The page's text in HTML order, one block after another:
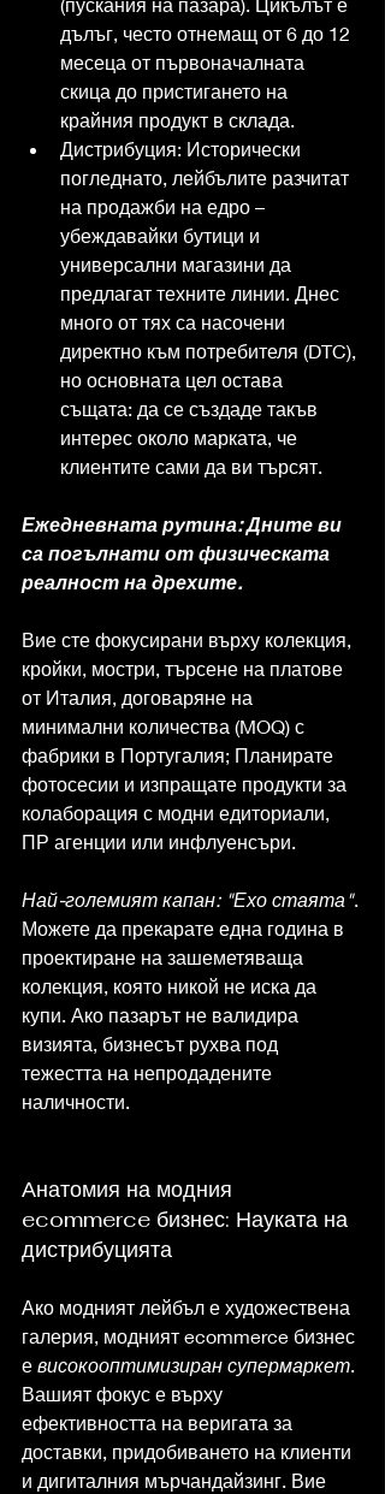
дълъг, често отнемащ от 6 до 12
месеца от първоначалната
скица до пристигането на
крайния продукт в склада.
Дистрибуция: Исторически
погледнато, лейбълите разчитат
на продажби на едро –
убеждавайки бутици и
универсални магазини да
предлагат техните линии. Днес
много от тях са насочени
директно към потребителя (DTC),
но основната цел остава
същата: да се създаде такъв
интерес около марката, че
клиентите сами да ви търсят.
Ежедневната рутина: Дните ви
са погълнати от физическата
реалност на дрехите.
Вие сте фокусирани върху колекция,
кройки, мостри, търсене на платове
от Италия, договаряне на
минимални количества (MOQ) с
фабрики в Португалия; Планирате
фотосесии и изпращате продукти за
колаборация с модни едиториали,
ПР агенции или инфлуенсъри.
Най-големият капан: "Ехо стаята".
Можете да прекарате една година в
проектиране на зашеметяваща
колекция, която никой не иска да
купи. Ако пазарът не валидира
визията, бизнесът рухва под
тежестта на непродадените
наличности.
Анатомия на модния
ecommerce бизнес: Науката на
дистрибуцията
Ако модният лейбъл е художествена
галерия, модният ecommerce бизнес
е високооптимизиран супермаркет.
Вашият фокус е върху
ефективността на веригата за
доставки, придобиването на клиенти
и дигиталния мърчандайзинг. Вие